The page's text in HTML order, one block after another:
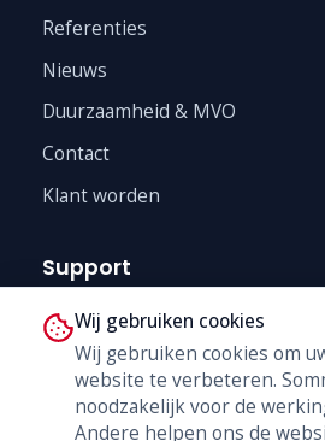
Referenties
Nieuws
Duurzaamheid & MVO
Contact
Klant worden
Support
Technische Dienst
Trainingen
B2B Shop
Wij gebruiken cookies
Wij gebruiken cookies om
website te verbeteren.
noodzakelijk voor de
Andere helpen ons de